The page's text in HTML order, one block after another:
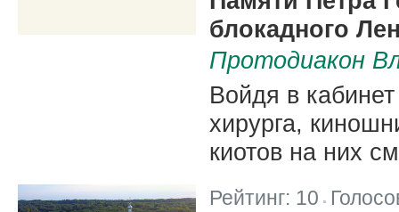
блокадного
Протодиакон
Войдя в кабинет
хирурга,
киотов на них
Рейтинг: 10